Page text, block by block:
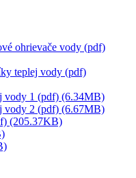
ohrievače vody (pdf)
teplej vody (pdf)
vody 1 (pdf) (6.34MB)
vody 2 (pdf) (6.67MB)
(205.37KB)